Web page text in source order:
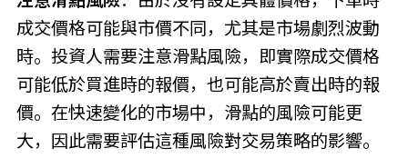
成交價格可能與市價不同，尤其是市場劇烈波動
時。投資人需要注意滑點風險，即實際成交價格
可能低於買進時的報價，也可能高於賣出時的報
價。在快速變化的市場中，滑點的風險可能更
大，因此需要評估這種風險對交易策略的影響。